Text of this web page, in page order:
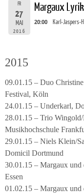
FR
27
MAI
2016
Margaux
20:00 Karl-Jaspers-
2015
09.01.15 – Duo
Festival, Köln
24.01.15 – Underkarl,
28.01.15 – Trio
Musikhochschule
29.01.15 – Niels Klein/
Domicil Dortmund
30.01.15 – Margaux und
Essen
01.02.15 – Margaux